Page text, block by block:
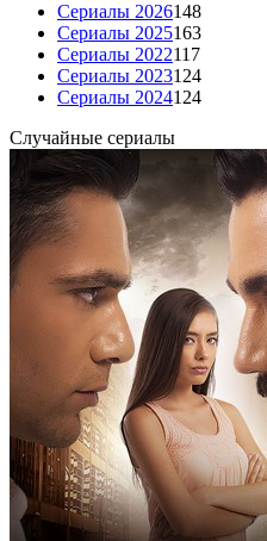
Сериалы 2026148
Сериалы 2025163
Сериалы 2022117
Сериалы 2023124
Сериалы 2024124
Случайные сериалы